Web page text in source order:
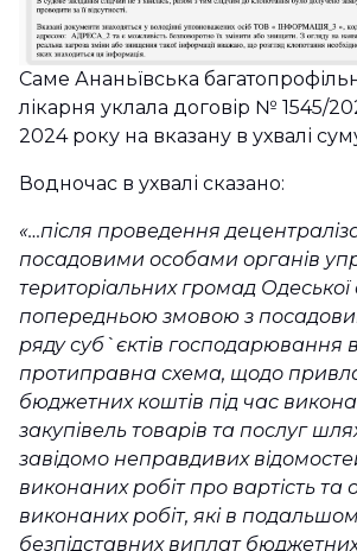
Саме Ананьївська
лікарня уклала договір № 1545/
2024 року на вказану в ухвалі
Водночас в ухвалі сказано:
«…після проведення
посадовими особами органів
територіальних громад Одеської
попередньою змовою з
ряду суб`єктів господарювання
протиправна схема, щодо
бюджетних коштів під час
закупівель товарів та послуг
завідомо неправдивих
виконаних робіт про вартість
виконаних робіт, які в
безпідставних виплат